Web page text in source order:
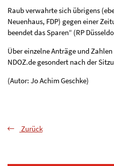
Raub verwahrte sich übrigens
Neuenhaus, FDP) gegen einer
beendet das Sparen“ (RP
Über einzelne Anträge und
NDOZ.de gesondert nach der
(Autor: Jo Achim Geschke)
Zurück